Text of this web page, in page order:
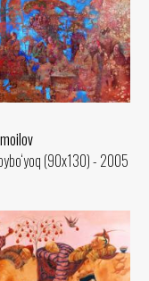
(75x100) - 2003
(90x130) - 2005